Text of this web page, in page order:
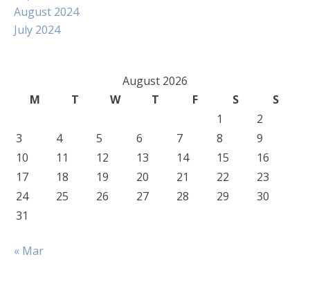
August 2024
July 2024
August 2026
M
T W T F S
S
1
2
3
4 5 6 7 8
9
10
11 12 13 14 15
16
17
18 19 20 21 22
23
24
25 26 27 28 29
30
31
« Mar